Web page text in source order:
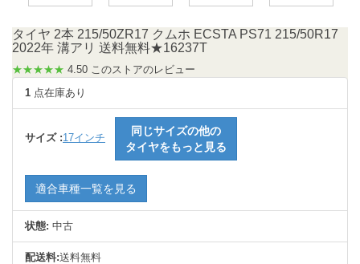
タイヤ 2本 215/50ZR17 クムホ ECSTA PS71 215/50R17
2022年 溝アリ 送料無料★16237T
★★★★★ 4.50 このストアのレビュー
1 点在庫あり
サイズ :17インチ
同じサイズの他の
タイヤをもっと見る
適合車種一覧を見る
状態: 中古
配送料:送料無料